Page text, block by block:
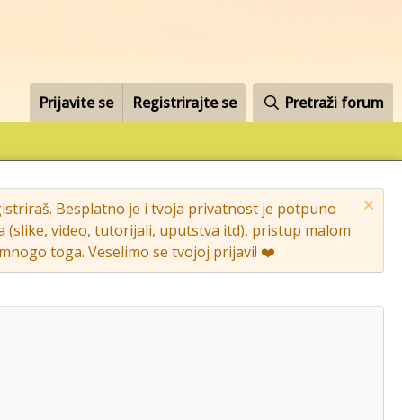
Prijavite se Registrirajte se Pretraži forum
Besplatno je i tvoja privatnost je potpuno
video, tutorijali, uputstva itd), pristup malom
toga. Veselimo se tvojoj prijavi! ❤️